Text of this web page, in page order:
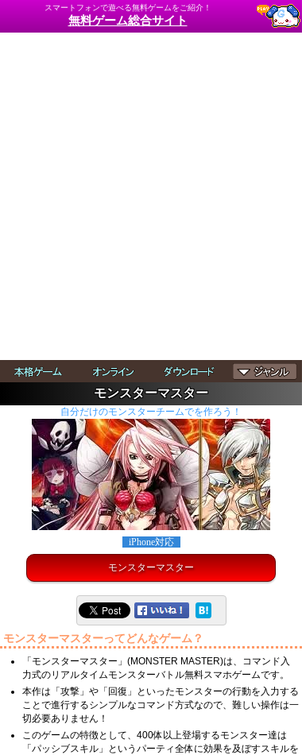
スマートフォンで遊べる無料ゲームをご紹介！
無料ゲーム総合サイト
モンスターマスター
自分だけのモンスターチームでを作ろう！
iPhone対応
モンスターマスター
モンスターマスターってどんなゲーム？
「モンスターマスター」(MONSTER MASTER)は、コマンド入
力式のリアルタイムモンスターバトル無料スマホゲームです。
本作は「攻撃」や「回復」といったモンスターの行動を入力する
ことで進行するシンプルなコマンド方式なので、難しい操作は一
切必要ありません！
このゲームの特徴として、400体以上登場するモンスター達は
「パッシブスキル」というパーティ全体に効果を及ぼすスキルを